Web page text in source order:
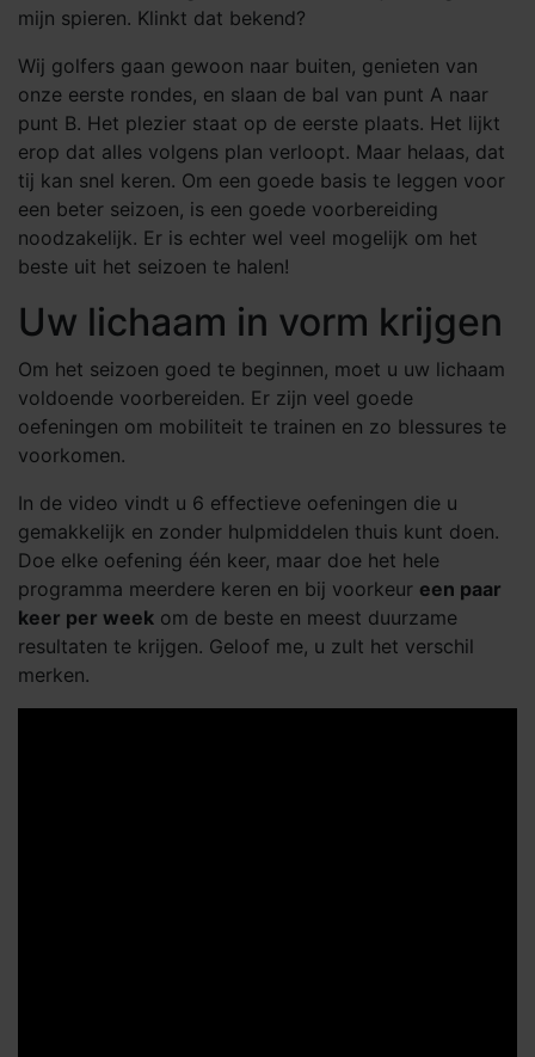
mijn spieren. Klinkt dat bekend?
Wij golfers gaan gewoon naar buiten, genieten van
onze eerste rondes, en slaan de bal van punt A naar
punt B. Het plezier staat op de eerste plaats. Het lijkt
erop dat alles volgens plan verloopt. Maar helaas, dat
tij kan snel keren. Om een goede basis te leggen voor
een beter seizoen, is een goede voorbereiding
noodzakelijk. Er is echter wel veel mogelijk om het
beste uit het seizoen te halen!
Uw lichaam in vorm krijgen
Om het seizoen goed te beginnen, moet u uw lichaam
voldoende voorbereiden. Er zijn veel goede
oefeningen om mobiliteit te trainen en zo blessures te
voorkomen.
In de video vindt u 6 effectieve oefeningen die u
gemakkelijk en zonder hulpmiddelen thuis kunt doen.
Doe elke oefening één keer, maar doe het hele
programma meerdere keren en bij voorkeur een paar
keer per week om de beste en meest duurzame
resultaten te krijgen. Geloof me, u zult het verschil
merken.